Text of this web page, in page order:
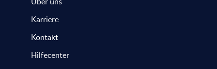
Karriere
Kontakt
Hilfecenter